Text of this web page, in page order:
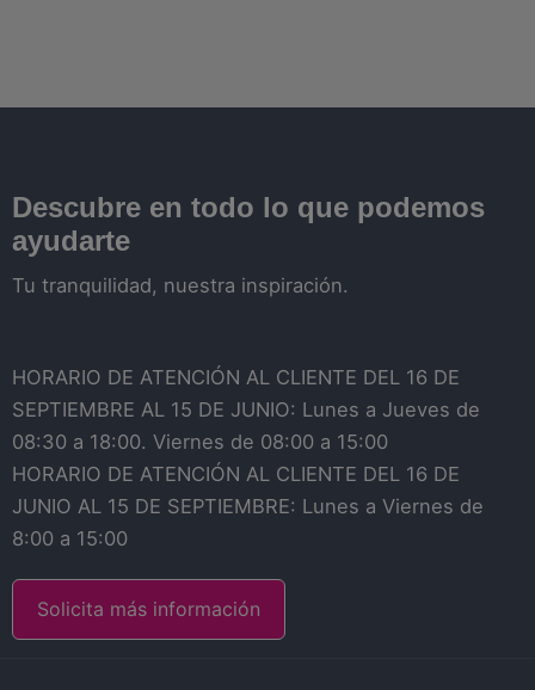
Descubre en todo lo que podemos
ayudarte
Tu tranquilidad, nuestra inspiración.
HORARIO DE ATENCIÓN AL CLIENTE DEL 16 DE
SEPTIEMBRE AL 15 DE JUNIO: Lunes a Jueves de
08:30 a 18:00. Viernes de 08:00 a 15:00
HORARIO DE ATENCIÓN AL CLIENTE DEL 16 DE
JUNIO AL 15 DE SEPTIEMBRE: Lunes a Viernes de
8:00 a 15:00
Solicita más información